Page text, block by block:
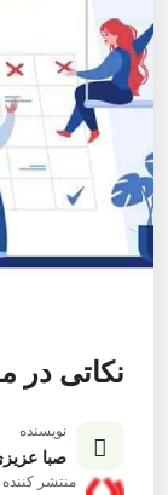
نکاتی در
نویسنده
صبا
منتشر کننده